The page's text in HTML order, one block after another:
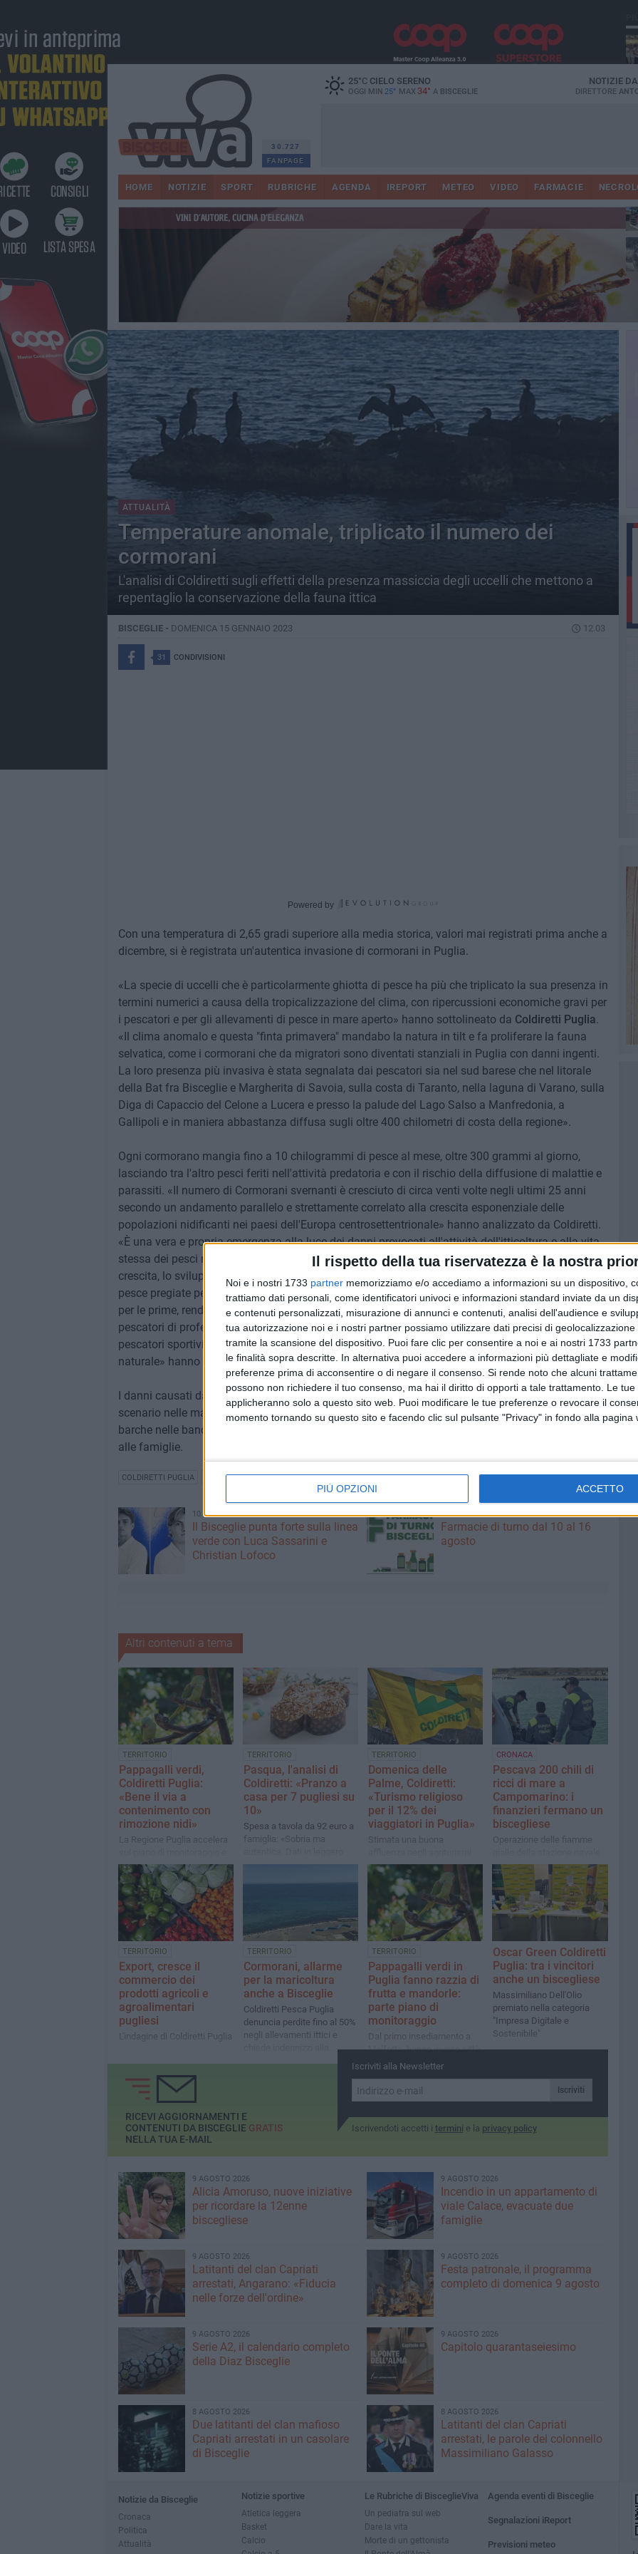
Il rispetto della tua riservatezza è la nostra
Noi e i nostri 1733 partner memorizziamo e/o accediamo a informazioni su un dispositivo,
trattiamo dati personali, come identificatori univoci e informazioni standard inviate da un
e contenuti personalizzati, misurazione di annunci e contenuti, analisi dell'audience e
tua autorizzazione noi e i nostri partner possiamo utilizzare dati precisi di
tramite la scansione del dispositivo. Puoi fare clic per consentire a noi e ai nostri 1733
le finalità sopra descritte. In alternativa puoi accedere a informazioni più dettagliate e
preferenze prima di acconsentire o di negare il consenso. Si rende noto che alcuni
possono non richiedere il tuo consenso, ma hai il diritto di opporti a tale trattamento. Le
applicheranno solo a questo sito web. Puoi modificare le tue preferenze o revocare il
momento tornando su questo sito e facendo clic sul pulsante "Privacy" in fondo alla pagina
PIÙ OPZIONI ACCETTO
30.727
FANPAGE
25°CCIELO SERENO
OGGI MIN 25° MAX 34° A BISCEGLIE
NOTIZIE
DIRETTORE
HOME NOTIZIE SPORT RUBRICHE AGENDA IREPORT METEO VIDEO FARMACIE
ATTUALITÀ
Temperature anomale, triplicato il numero dei
cormorani
L'analisi di Coldiretti sugli effetti della presenza massiccia degli uccelli che mettono a
repentaglio la conservazione della fauna ittica
BISCEGLIE - DOMENICA 15 GENNAIO 2023 12.03
31 CONDIVISIONI
Powered by
Con una temperatura di 2,65 gradi superiore alla media storica, valori mai registrati prima anche a
dicembre, si è registrata un'autentica invasione di cormorani in Puglia.
«La specie di uccelli che è particolarmente ghiotta di pesce ha più che triplicato la sua presenza in
termini numerici a causa della tropicalizzazione del clima, con ripercussioni economiche gravi per
i pescatori e per gli allevamenti di pesce in mare aperto» hanno sottolineato da Coldiretti Puglia.
«Il clima anomalo e questa "finta primavera" mandabo la natura in tilt e fa proliferare la fauna
selvatica, come i cormorani che da migratori sono diventati stanziali in Puglia con danni ingenti.
La loro presenza più invasiva è stata segnalata dai pescatori sia nel sud barese che nel litorale
della Bat fra Bisceglie e Margherita di Savoia, sulla costa di Taranto, nella laguna di Varano, sulla
Diga di Capaccio del Celone a Lucera e presso la palude del Lago Salso a Manfredonia, a
Gallipoli e in maniera abbastanza diffusa sugli oltre 400 chilometri di costa della regione».
Ogni cormorano mangia fino a 10 chilogrammi di pesce al mese, oltre 300 grammi al giorno,
lasciando tra l'altro pesci feriti nell'attività predatoria e con il rischio della diffusione di malattie e
parassiti. «Il numero di Cormorani svernanti è cresciuto di circa venti volte negli ultimi 25 anni
secondo un andamento parallelo e strettamente correlato alla crescita esponenziale delle
popolazioni nidificanti nei paesi dell'Europa centrosettentrionale» hanno analizzato da Coldiretti.
«È una vera e propria emergenza alla luce dei danni provocati all'attività dell'itticoltura e alla vita
stessa dei pesci nei mari. I cormorani, se presenti in numero così elevato, non permettono la
crescita, lo sviluppo e la riproduzione delle specie di cui si nutrono. Non si limitano alle specie di
pesce pregiate perché mangiano anche quelle specie-foraggio che dovrebbero fungere da pasto
per le prime, rendendo ancor più negativo il loro impatto sul settore ittico. Per acquacoltori e
pescatori di professione la riduzione del pescato risulta il fattore di maggior impatto mentre per i
pescatori sportivi a rischio è la riduzione degli stock ittici dovuti ad una ridotta produzione
naturale» hanno aggiunto.
I danni causati dai cormorani vanno ad aggiungersi agli effetti del conflitto in Ucraina, con uno
scenario nelle marinerie molto grave per il caro carburanti che sta fermando i pescherecci e le
barche nelle banchine e il calo dei consumi per l'inflazione che ha fatto perdere potere di acquisto
alle famiglie.
COLDIRETTI PUGLIA PESCA COLDIRETTI
10 AGOSTO 2026
Il Bisceglie punta forte sulla linea
verde con Luca Sassarini e
Christian Lofoco
10 AGOSTO 2026
Farmacie di turno dal 10 al 16
agosto
Altri contenuti a tema
TERRITORIO
Pappagalli verdi,
Coldiretti Puglia:
«Bene il via a
contenimento con
rimozione nidi»
La Regione Puglia accelera
contenimento approvando
l’accordo con l’Università
degli Studi di Bari “Aldo
Moro”
TERRITORIO
Pasqua, l'analisi di
Coldiretti: «Pranzo a
casa per 7 pugliesi su
10»
Spesa a tavola da 92 euro a
famiglia: «Sobria ma
calo rispetto allo scorso
TERRITORIO
Domenica delle
Palme, Coldiretti:
«Turismo religioso
per il 12% dei
viaggiatori in Puglia»
Stimata una buona
per i pranzi e una media di
pernottamenti di due giorni
CRONACA
Pescava 200 chili di
ricci di mare a
Campomarino: i
finanzieri fermano un
biscegliese
Operazione delle fiamme
di Termoli. Multa salata per
il trasgressore
TERRITORIO
Export, cresce il
commercio dei
prodotti agricoli e
agroalimentari
pugliesi
L'indagine di Coldiretti Puglia
TERRITORIO
Cormorani, allarme
per la maricoltura
anche a Bisceglie
Coldiretti Pesca Puglia
denuncia perdite fino al 50%
negli allevamenti ittici e
TERRITORIO
Pappagalli verdi in
Puglia fanno razzia di
frutta e mandorle:
parte piano di
monitoraggio
Dal primo insediamento a
Molfetta, hanno invaso città
e campagne fino a spingersi
Oscar Green Coldiretti
Puglia: tra i vincitori
anche un biscegliese
Massimiliano Dell'Olio
premiato nella categoria
"Impresa Digitale e
Sostenibile"
Iscriviti alla Newsletter
Iscriviti
Iscrivendoti accetti i termini e la privacy policy
RICEVI AGGIORNAMENTI E
CONTENUTI DA BISCEGLIE GRATIS
NELLA TUA E-MAIL
9 AGOSTO 2026
Alicia Amoruso, nuove iniziative
per ricordare la 12enne
biscegliese
9 AGOSTO 2026
Incendio in un appartamento di
viale Calace, evacuate due
famiglie
9 AGOSTO 2026
Latitanti del clan Capriati
arrestati, Angarano: «Fiducia
nelle forze dell'ordine»
9 AGOSTO 2026
Festa patronale, il programma
completo di domenica 9 agosto
9 AGOSTO 2026
Serie A2, il calendario completo
della Diaz Bisceglie
9 AGOSTO 2026
Capitolo quarantaseiesimo
8 AGOSTO 2026
Due latitanti del clan mafioso
Capriati arrestati in un casolare
di Bisceglie
8 AGOSTO 2026
Latitanti del clan Capriati
arrestati, le parole del colonnello
Massimiliano Galasso
Notizie da Bisceglie
Cronaca
Politica
Attualità
Notizie sportive
Atletica leggera
Basket
Calcio
Le Rubriche di BisceglieViva
Un pediatra sul web
Dare la vita
Morte di un gettonista
Agenda eventi di Bisceglie
Segnalazioni iReport
Previsioni meteo